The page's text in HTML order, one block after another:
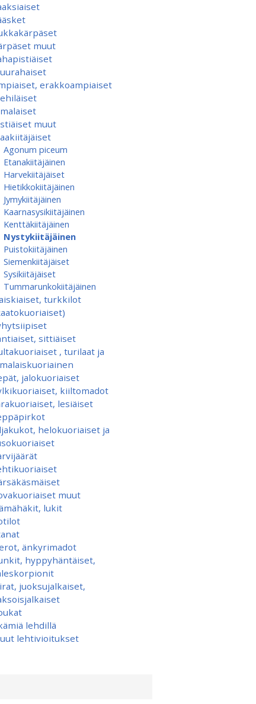
muut
erakkoampiaiset
muut
Agonum piceum
Etanakiitäjäinen
Harvekiitäjäiset
Hietikkokiitäjäinen
Jymykiitäjäinen
Kaarnasysikiitäjäinen
Kenttäkiitäjäinen
Nystykiitäjäinen
Puistokiitäjäinen
Siemenkiitäjäiset
Sysikiitäjäiset
Tummarunkokiitäjäinen
turkkilot
sittiäiset
, turilaat ja
jalokuoriaiset
kiiltomadot
lesiäiset
helokuoriaiset ja
muut
lukit
änkyrimadot
hyppyhäntäiset,
juoksujalkaiset,
lehdillä
lehtivioitukset